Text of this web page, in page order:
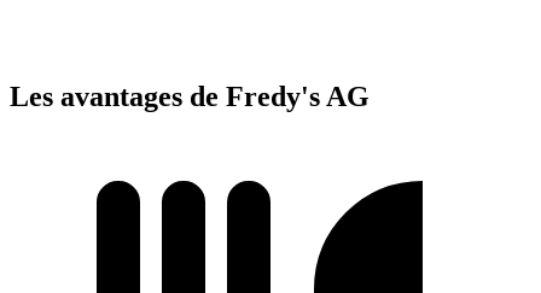
Les avantages de Fredy's AG